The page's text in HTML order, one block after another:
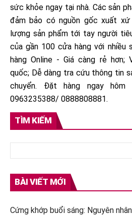
sức khỏe ngay tại nhà. Các sản
đảm bảo có nguồn gốc xuất
lượng sản phẩm tới tay người
của gần 100 cửa hàng với nhiều
hàng Online - Giá càng rẻ hơn;
quốc; Dễ dàng tra cứu thông tin
chuyển. Đặt hàng ngay
0963235388/ 0888808881.
TÌM KIẾM
BÀI VIẾT MỚI
Cứng khớp buổi sáng: Nguyên